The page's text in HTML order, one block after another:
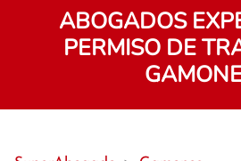
ABOGADOS
PERMISO DE